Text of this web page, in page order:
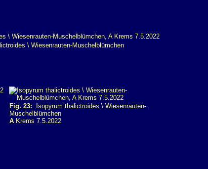
\ Wiesenrauten-Muschelblümchen
Fig. 23: Isopyrum thalictroides \ Wiesenrauten-
Muschelblümchen
A Krems 7.5.2022